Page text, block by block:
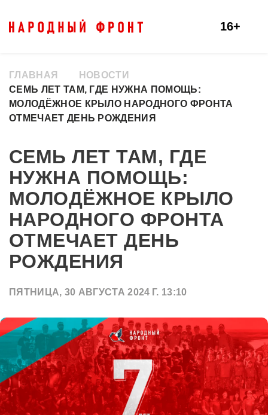
16+
ГЛАВНАЯ
НОВОСТИ
СЕМЬ ЛЕТ ТАМ, ГДЕ НУЖНА ПОМОЩЬ:
МОЛОДЁЖНОЕ КРЫЛО НАРОДНОГО ФРОНТА
ОТМЕЧАЕТ ДЕНЬ РОЖДЕНИЯ
СЕМЬ ЛЕТ ТАМ, ГДЕ
НУЖНА ПОМОЩЬ:
МОЛОДЁЖНОЕ КРЫЛО
НАРОДНОГО ФРОНТА
ОТМЕЧАЕТ ДЕНЬ
РОЖДЕНИЯ
ПЯТНИЦА, 30 АВГУСТА 2024 Г. 13:10